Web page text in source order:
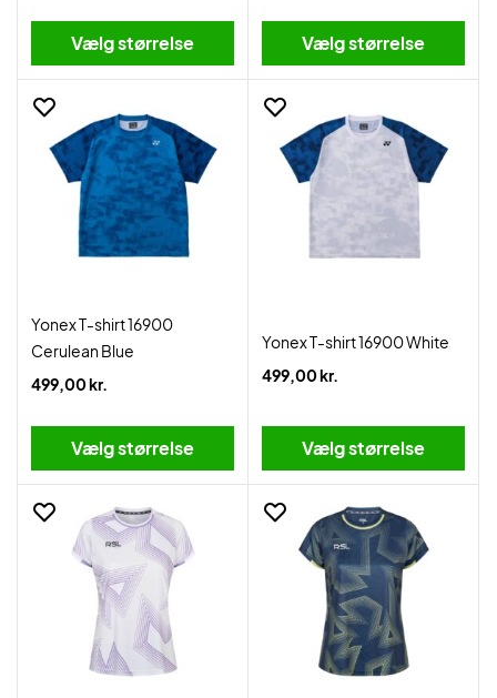
Vælg størrelse Vælg størrelse
Yonex T-shirt 16900
Cerulean Blue
499,00 kr.
Vælg størrelse
Yonex T-shirt 16900 White
499,00 kr.
Vælg størrelse